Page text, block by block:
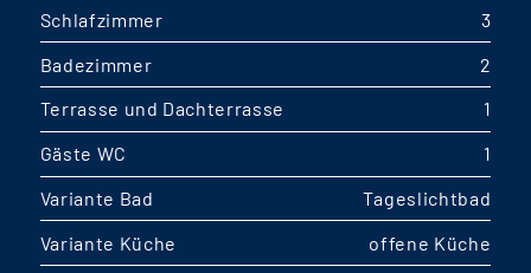
Schlafzimmer
3
Badezimmer
2
Terrasse und Dachterrasse
1
Gäste WC
1
Variante Bad
Tageslichtbad
Variante Küche
offene Küche